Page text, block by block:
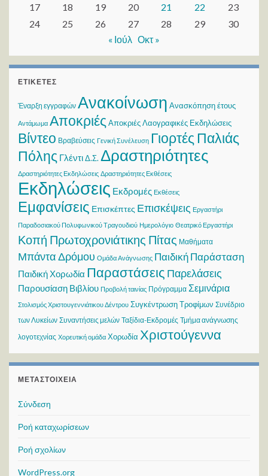
17
18 19 20 21 22
23
24
25 26 27 28 29
30
« Ιούλ Οκτ »
ΕΤΙΚΈΤΕΣ
Έναρξη εγγραφών Ανακοίνωση Ανασκόπηση έτους
Αντάμωμα Αποκριές Αποκριές Λαογραφικές Εκδηλώσεις
Βίντεο Βραβεύσεις Γενική Συνέλευση Γιορτές Παλιάς
Πόλης ΓλέντιΔ.Σ. Δραστηριότητες
Δραστηριότητες Εκδηλώσεις Δραστηριότητες Εκθέσεις
Εκδηλώσεις Εκδρομές Εκθέσεις
Εμφανίσεις Επισκέπτες Επισκέψεις Εργαστήρι
Παραδοσιακού Πολυφωνικού Τραγουδιού Ημερολόγιο Θεατρικό Εργαστήρι
Κοπή Πρωτοχρονιάτικης Πίτας Μαθήματα
Μπάντα Δρόμου Ομάδα Ανάγνωσης Παιδική Παράσταση
Παιδική Χορωδία Παραστάσεις Παρελάσεις
Παρουσίαση Βιβλίου Προβολή ταινίας Πρόγραμμα Σεμινάρια
Στολισμός Χριστουγεννιάτικου Δέντρου Συγκέντρωση Τροφίμων Συνέδριο
των Λυκείων Συναντήσεις μελών Ταξίδια-Εκδρομές Τμήμα ανάγνωσης
λογοτεχνίας Χορευτική ομάδα Χορωδία Χριστούγεννα
ΜΕΤΑΣΤΟΙΧΕΊΑ
Σύνδεση
Ροή καταχωρίσεων
Ροή σχολίων
WordPress.org